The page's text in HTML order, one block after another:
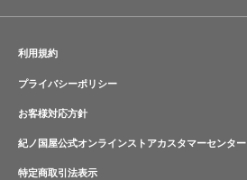
利用規約
プライバシーポリシー
お客様対応方針
紀ノ国屋公式オンラインストアカスタマーセンター
特定商取引法表示